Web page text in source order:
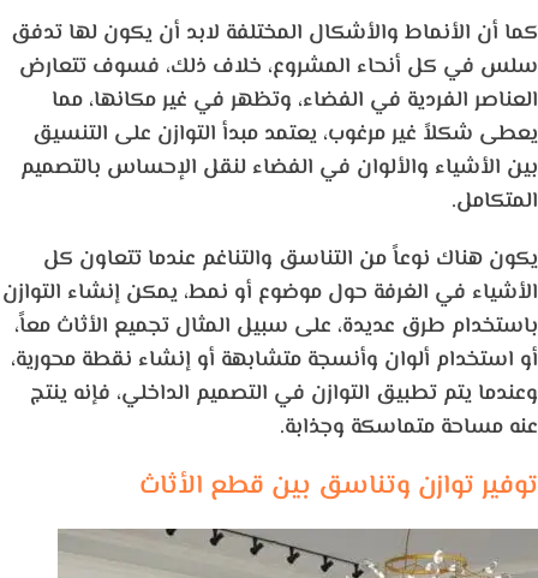
كما أن الأنماط والأشكال المختلفة لابد أن يكون لها تدفق
سلس في كل أنحاء المشروع، خلاف ذلك، فسوف تتعارض
العناصر الفردية في الفضاء، وتظهر في غير مكانها، مما
يعطى شكلاً غير مرغوب، يعتمد مبدأ التوازن على التنسيق
بين الأشياء والألوان في الفضاء لنقل الإحساس بالتصميم
المتكامل.
يكون هناك نوعاً من التناسق والتناغم عندما تتعاون كل
الأشياء في الغرفة حول موضوع أو نمط، يمكن إنشاء التوازن
باستخدام طرق عديدة، على سبيل المثال تجميع الأثاث معاً،
أو استخدام ألوان وأنسجة متشابهة أو إنشاء نقطة محورية،
وعندما يتم تطبيق التوازن في التصميم الداخلي، فإنه ينتج
عنه مساحة متماسكة وجذابة.
توفير توازن وتناسق بين قطع الأثاث